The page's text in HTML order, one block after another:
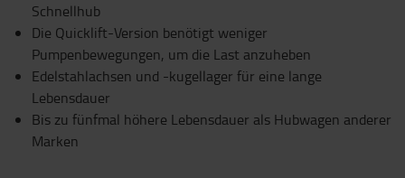
Schnellhub
Die Quicklift-Version benötigt weniger
Pumpenbewegungen, um die Last anzuheben
Edelstahlachsen und -kugellager für eine lange
Lebensdauer
Bis zu fünfmal höhere Lebensdauer als Hubwagen anderer
Marken